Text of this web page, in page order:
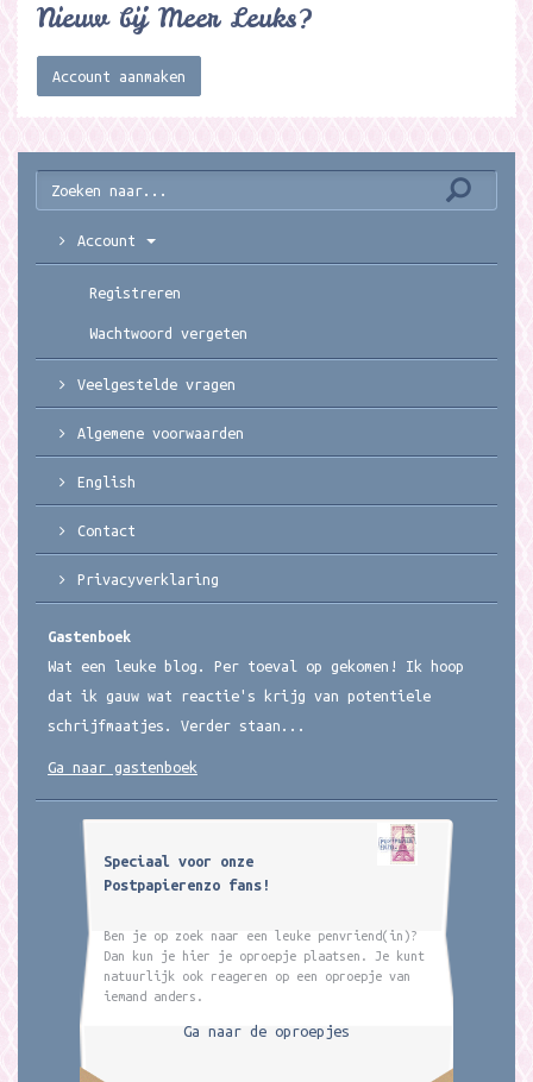
Nieuw bij Meer Leuks?
Account aanmaken
Account
Registreren
Wachtwoord vergeten
Veelgestelde vragen
Algemene voorwaarden
English
Contact
Privacyverklaring
Gastenboek
Wat een leuke blog. Per toeval op gekomen! Ik hoop
dat ik gauw wat reactie's krijg van potentiele
schrijfmaatjes. Verder staan...
Ga naar gastenboek
Speciaal voor onze
Postpapierenzo fans!
Ben je op zoek naar een leuke penvriend(in)?
Dan kun je hier je oproepje plaatsen. Je kunt
natuurlijk ook reageren op een oproepje van
iemand anders.
Ga naar de oproepjes